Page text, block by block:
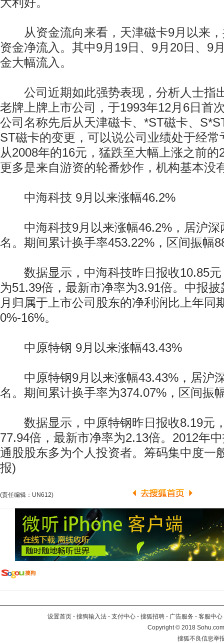
从资金流向来看，天津磁卡9月以来，
资金净流入。其中9月19日、9月20日、9
金大幅流入。
公司近期如此强势表现，分析人士指
老牌上牌上市公司，于1993年12月6日首
公司名称先后从天津磁卡、*ST磁卡、
ST磁卡的变更，可以说公司业绩处于经
从2008年的16元，猛跌至大幅上涨之前
更多是来自游资的轮番炒作，机构基本没
中海科技 9月以来涨幅46.2%
中海科技9月以来涨幅46.2%，居沪深
名。期间累计换手率453.22%，区间振幅
数据显示，中海科技昨日报收10.85元
为51.39倍，最新市净率为3.91倍。中报
月归属于上市公司股东的净利润比上年同
0%-16%。
中原特钢 9月以来涨幅43.43%
中原特钢9月以来涨幅43.43%，居沪
名。期间累计换手率为374.07%，区间振
数据显示，中原特钢昨日报收8.19元
77.94倍，最新市净率为2.13倍。2012年
通股股东多为个人投资者。筹码集中度一
报)
(责任编辑：UN612)
设置首页 - 搜狗输入法 - 支付中心 - 搜狐招聘 - 广告服务 - 客服中心
Copyright©2018
搜狐不良信息举